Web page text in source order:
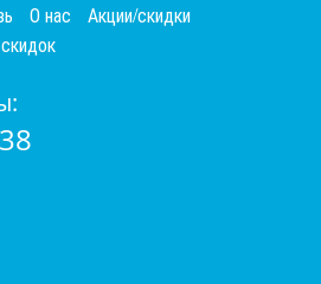
О нас
Акции/скидки